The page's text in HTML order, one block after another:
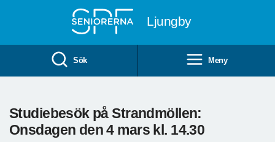
Ljungby
Sök Meny
Studiebesök på Strandmöllen:
Onsdagen den 4 mars kl. 14.30